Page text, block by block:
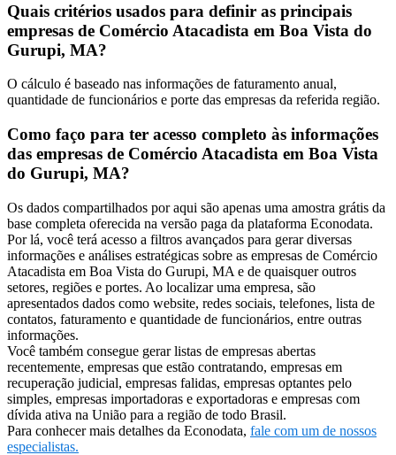
Quais critérios usados para definir as principais
empresas de Comércio Atacadista em Boa Vista do
Gurupi, MA?
O cálculo é baseado nas informações de faturamento anual,
quantidade de funcionários e porte das empresas da referida região.
Como faço para ter acesso completo às informações
das empresas de Comércio Atacadista em Boa Vista
do Gurupi, MA?
Os dados compartilhados por aqui são apenas uma amostra grátis da
base completa oferecida na versão paga da plataforma Econodata.
Por lá, você terá acesso a filtros avançados para gerar diversas
informações e análises estratégicas sobre as empresas de Comércio
Atacadista em Boa Vista do Gurupi, MA e de quaisquer outros
setores, regiões e portes. Ao localizar uma empresa, são
apresentados dados como website, redes sociais, telefones, lista de
contatos, faturamento e quantidade de funcionários, entre outras
informações.
Você também consegue gerar listas de empresas abertas
recentemente, empresas que estão contratando, empresas em
recuperação judicial, empresas falidas, empresas optantes pelo
simples, empresas importadoras e exportadoras e empresas com
dívida ativa na União para a região de todo Brasil.
Para conhecer mais detalhes da Econodata, fale com um de nossos
especialistas.